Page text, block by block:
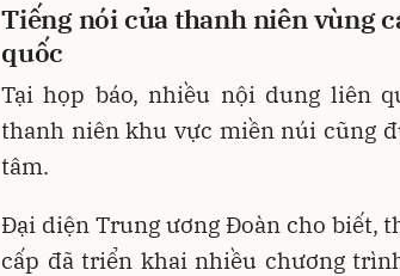
Tiếng nói của thanh niên vùng
quốc
Tại họp báo, nhiều nội dung liên
thanh niên khu vực miền núi cũng
tâm.
Đại diện Trung ương Đoàn cho biết,
cấp đã triển khai nhiều chương